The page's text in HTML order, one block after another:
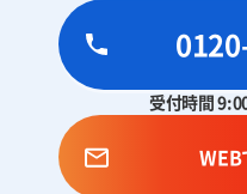
受付時間